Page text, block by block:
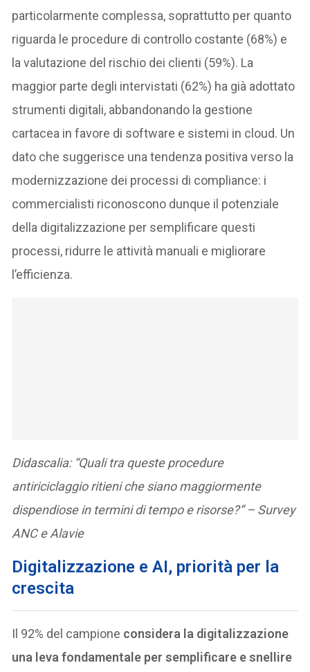
particolarmente complessa, soprattutto per quanto
riguarda le procedure di controllo costante (68%) e
la valutazione del rischio dei clienti (59%). La
maggior parte degli intervistati (62%) ha già adottato
strumenti digitali, abbandonando la gestione
cartacea in favore di software e sistemi in cloud. Un
dato che suggerisce una tendenza positiva verso la
modernizzazione dei processi di compliance: i
commercialisti riconoscono dunque il potenziale
della digitalizzazione per semplificare questi
processi, ridurre le attività manuali e migliorare
l’efficienza.
Didascalia: “Quali tra queste procedure
antiriciclaggio ritieni che siano maggiormente
dispendiose in termini di tempo e risorse?” – Survey
ANC e Alavie
Digitalizzazione e AI, priorità per la
crescita
Il 92% del campione considera la digitalizzazione
una leva fondamentale per semplificare e snellire